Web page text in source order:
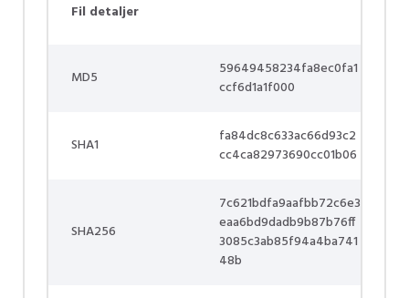
Fil detaljer
MD5
59649458234fa8ec0fa1
ccf6d1a1f000
SHA1
fa84dc8c633ac66d93c2
cc4ca82973690cc01b06
SHA256
7c621bdfa9aafbb72c6e3
eaa6bd9dadb9b87b76ff
3085c3ab85f94a4ba741
48b